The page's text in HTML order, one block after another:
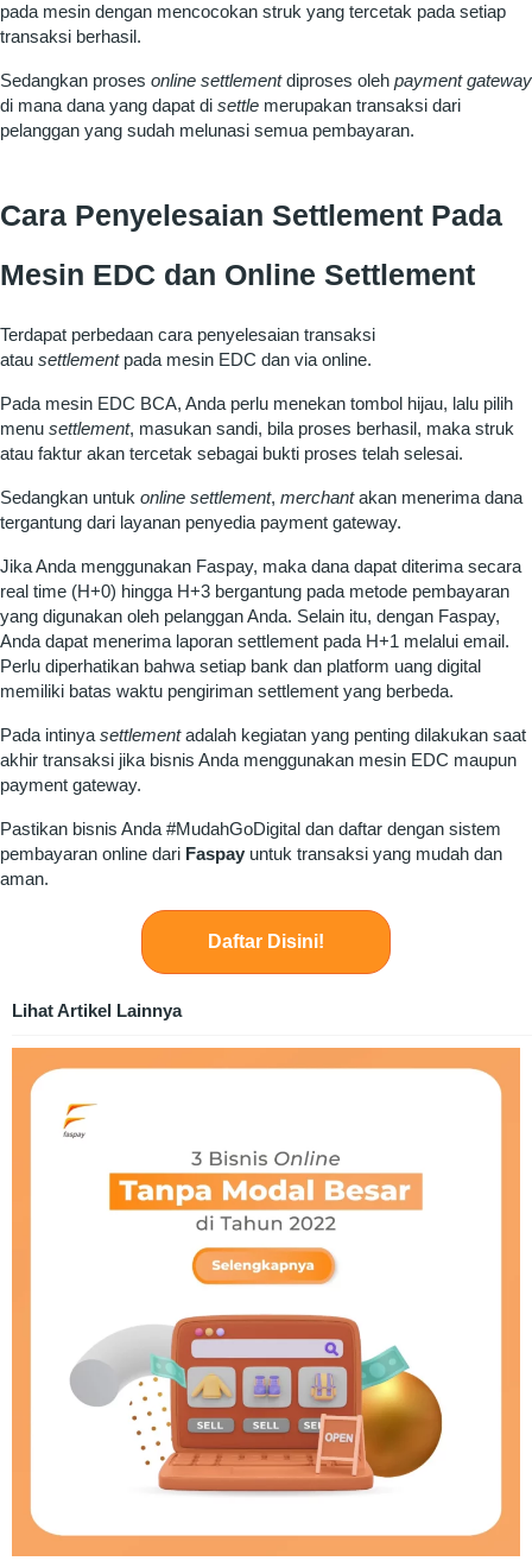
pada mesin dengan mencocokan struk yang tercetak pada setiap
transaksi berhasil.
Sedangkan proses online settlementdiproses oleh payment gateway
di mana dana yang dapat di settle merupakan transaksi dari
pelanggan yang sudah melunasi semua pembayaran.
Cara Penyelesaian Settlement Pada
Mesin EDC dan Online Settlement
Terdapat perbedaan cara penyelesaian transaksi
atau settlement pada mesin EDC dan via online.
Pada mesin EDC BCA, Anda perlu menekan tombol hijau, lalu pilih
menu settlement, masukan sandi, bila proses berhasil, maka struk
atau faktur akan tercetak sebagai bukti proses telah selesai.
Sedangkan untuk online settlement, merchantakan menerima dana
tergantung dari layanan penyedia payment gateway.
Jika Anda menggunakan Faspay, maka dana dapat diterima secara
real time (H+0) hingga H+3 bergantung pada metode pembayaran
yang digunakan oleh pelanggan Anda. Selain itu, dengan Faspay,
Anda dapat menerima laporan settlement pada H+1 melalui email.
Perlu diperhatikan bahwa setiap bank dan platform uang digital
memiliki batas waktu pengiriman settlement yang berbeda.
Pada intinya settlementadalah kegiatan yang penting dilakukan saat
akhir transaksi jika bisnis Anda menggunakan mesin EDC maupun
payment gateway.
Pastikan bisnis Anda #MudahGoDigital dan daftar dengan sistem
pembayaran online dari Faspay untuk transaksi yang mudah dan
aman.
Daftar Disini!
Lihat Artikel Lainnya